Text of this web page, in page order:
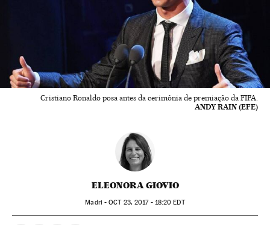
Cristiano Ronaldo posa antes da cerimônia de premiação da FIFA.
ANDY RAIN (EFE)
ELEONORA GIOVIO
Madri -OCT23, 2017 - 18:20 EDT